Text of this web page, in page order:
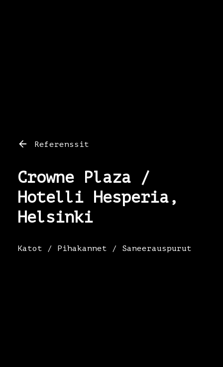
Referenssit
Crowne Plaza /
Hotelli Hesperia,
Helsinki
Katot / Pihakannet / Saneerauspurut